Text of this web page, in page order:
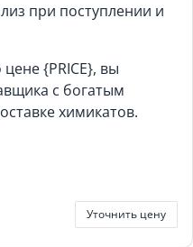
при поступлении и
{PRICE}, вы
с богатым
химикатов.
Уточнить цену